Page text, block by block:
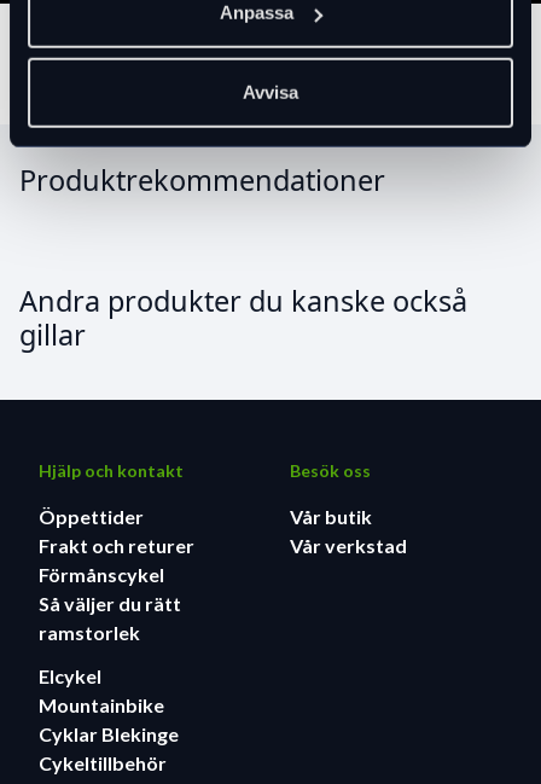
Anpassa
Avvisa
Tillbehör
Produktrekommendationer
Andra produkter du kanske också
gillar
Hjälp och kontakt
Öppettider
Frakt och returer
Förmånscykel
Så väljer du rätt
ramstorlek
Elcykel
Mountainbike
Cyklar Blekinge
Cykeltillbehör
Besök oss
Vår butik
Vår verkstad